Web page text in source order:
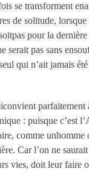
se transforment
de solitude, lorsque
pour la
serait pas sans
qui n’ait jamais été
parfaitement
: puisque c’est
comme unhomme
Car l’on ne
vies, doit leur faire